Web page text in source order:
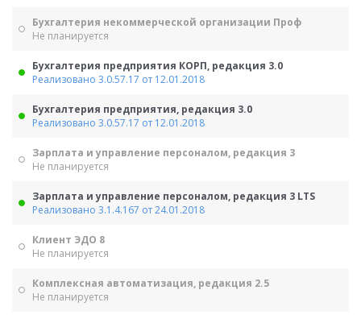
Бухгалтерия некоммерческой организации Проф
Не планируется
Бухгалтерия предприятия КОРП, редакция 3.0
Реализовано 3.0.57.17 от 12.01.2018
Бухгалтерия предприятия, редакция 3.0
Реализовано 3.0.57.17 от 12.01.2018
Зарплата и управление персоналом, редакция 3
Не планируется
Зарплата и управление персоналом, редакция 3 LTS
Реализовано 3.1.4.167 от 24.01.2018
Клиент ЭДО 8
Не планируется
Комплексная автоматизация, редакция 2.5
Не планируется